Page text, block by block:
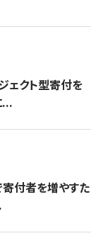
ェクト型寄付を
...
寄付者を増やすた